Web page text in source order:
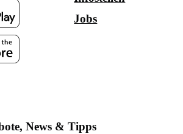
Jobs
News & Tipps